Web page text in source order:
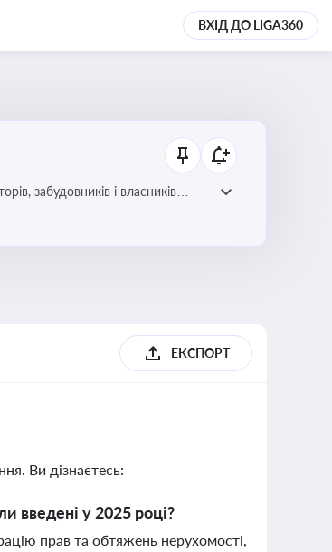
ВХІД ДО LIGA360
забудовників і власників
ЕКСПОРТ
Ви дізнаєтесь:
введені у 2025 році?
прав та обтяжень нерухомості,